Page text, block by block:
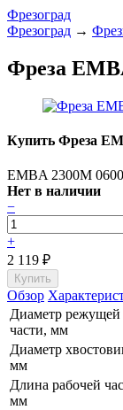
Фрезоград
Фрезоград →
Фреза
Купить Фреза
EMBA 2300M 0600
Нет в наличии
−
+
2 119 ₽
Обзор
Диаметр режущей
части, мм
Диаметр
мм
Длина рабочей
мм